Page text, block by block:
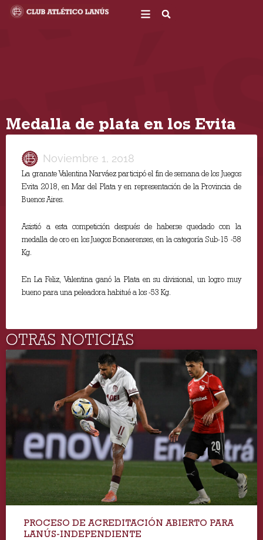
Medalla de plata en los Evita
Noviembre 1, 2018
La granate Valentina Narváez participó el fin de semana de los Juegos
Evita 2018, en Mar del Plata y en representación de la Provincia de
Buenos Aires.
Asistió a esta competición después de haberse quedado con la
medalla de oro en los Juegos Bonaerenses, en la categoría Sub-15 -58
Kg.
En La Feliz, Valentina ganó la Plata en su divisional, un logro muy
bueno para una peleadora habitué a los -53 Kg.
OTRAS NOTICIAS
PROCESO DE ACREDITACIÓN ABIERTO PARA
LANÚS-INDEPENDIENTE